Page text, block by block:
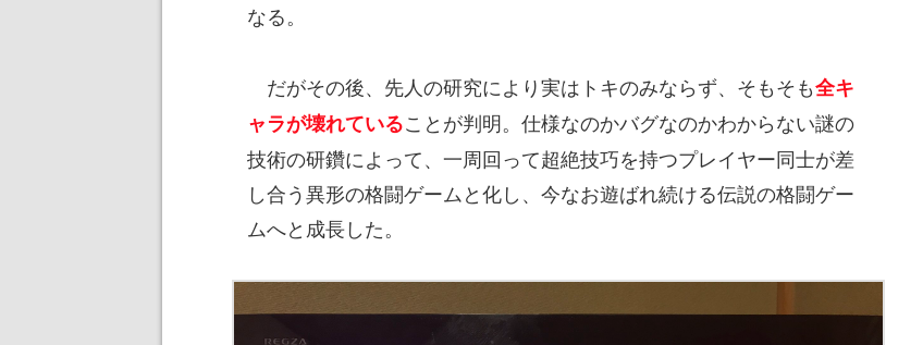
なる。
だがその後、先人の研究により実はトキのみならず、そもそも全キ
ャラが壊れていることが判明。仕様なのかバグなのかわからない謎の
技術の研鑽によって、一周回って超絶技巧を持つプレイヤー同士が差
し合う異形の格闘ゲームと化し、今なお遊ばれ続ける伝説の格闘ゲー
ムへと成長した。